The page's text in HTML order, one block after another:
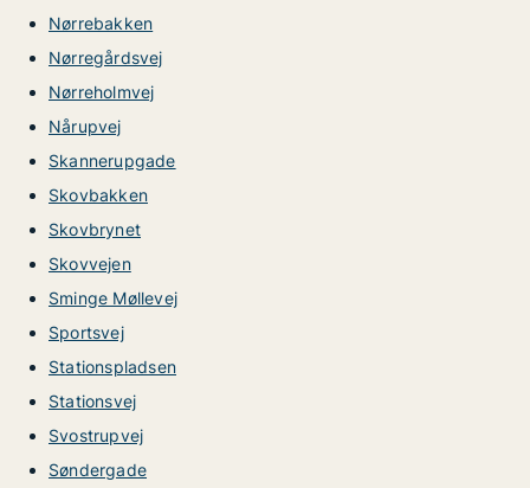
Nørrebakken
Nørregårdsvej
Nørreholmvej
Nårupvej
Skannerupgade
Skovbakken
Skovbrynet
Skovvejen
Sminge Møllevej
Sportsvej
Stationspladsen
Stationsvej
Svostrupvej
Søndergade